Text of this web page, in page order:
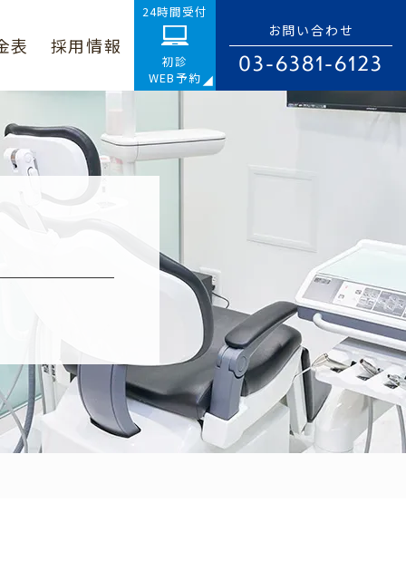
表 採用情報
24時間受付
初診
WEB予約
お問い合わせ
03-6381-6123